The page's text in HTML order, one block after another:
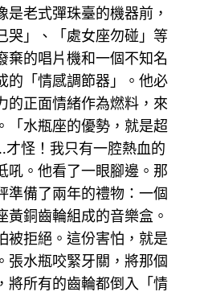
是老式彈珠臺的機器前，
哭」、「處女座勿碰」等
棄的唱片機和一個不知名
的「情感調節器」。他必
的正面情緒作為燃料，來
「水瓶座的優勢，就是超
怪！我只有一腔熱血的
吼。他看了一眼腳邊。那
準備了兩年的禮物：一個
黃銅齒輪組成的音樂盒。
被拒絕。這份害怕，就是
張水瓶咬緊牙關，將那個
將所有的齒輪都倒入「情